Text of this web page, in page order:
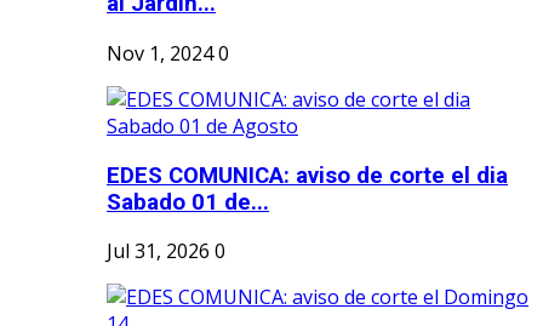
Nov 1, 20240
EDES COMUNICA: aviso de corte el dia
Sabado 01 de...
Jul 31, 2026 0